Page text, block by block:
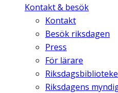
Kontakt & besök
Kontakt
Besök riksdagen
Press
För lärare
Riksdagens